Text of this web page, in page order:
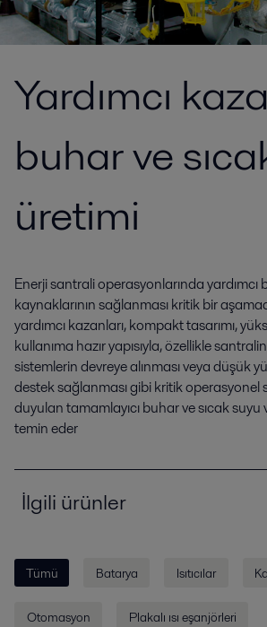
Yardımcı
buhar ve
üretimi
Enerji santrali operasyonlarında yardımcı
kaynaklarının sağlanması kritik bir
yardımcı kazanları, kompakt tasarımı,
kullanıma hazır yapısıyla, özellikle santralin
sistemlerin devreye alınması veya düşük
destek sağlanması gibi kritik operasyonel
duyulan tamamlayıcı buhar ve sıcak suyu
temin eder
İlgili ürünler
Tümü Batarya Isıtıcılar
Otomasyon Plakalı ısı eşanjörleri